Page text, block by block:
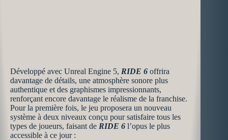
Développé avec Unreal Engine 5, RIDE 6 offrira
davantage de détails, une atmosphère sonore plus
authentique et des graphismes impressionnants,
renforçant encore davantage le réalisme de la franchise.
Pour la première fois, le jeu proposera un nouveau
système à deux niveaux conçu pour satisfaire tous les
types de joueurs, faisant de RIDE 6 l’opus le plus
accessible à ce jour :